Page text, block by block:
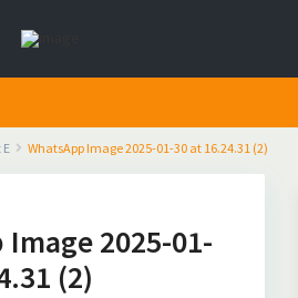
WhatsApp Image 2025-01-30 at 16.24.31 (2)
2025-01-
(2)